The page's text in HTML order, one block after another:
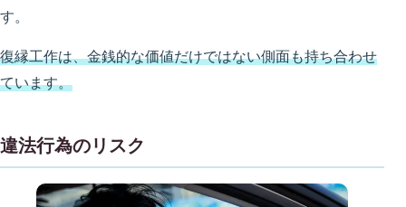
す。
復縁工作は、金銭的な価値だけではない側面も持ち合わせ
ています。
違法行為のリスク